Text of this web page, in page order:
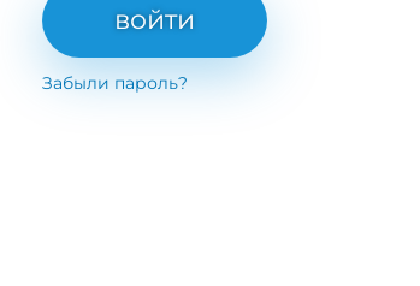
войти
Забыли пароль?